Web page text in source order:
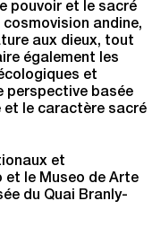
pouvoir et le sacré
cosmovision andine,
aux dieux, tout
également les
et
perspective basée
et le caractère sacré
et
et le Museo de Arte
du Quai Branly-